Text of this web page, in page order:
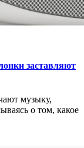
заставляют
музыку,
о том, какое